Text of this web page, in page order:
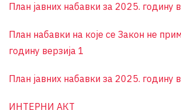
План јавних набавки за 2025. годину
План набавки на које се Закон не
годину верзија 1
План јавних набавки за 2025. годину
ИНТЕРНИ АКТ